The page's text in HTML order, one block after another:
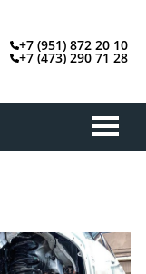
+7 (951) 872 20 10
+7 (473) 290 71 28